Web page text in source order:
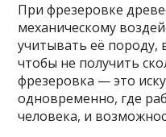
При фрезеровке
механическому
учитывать её породу,
чтобы не получить
фрезеровка — это
одновременно, где
человека, и